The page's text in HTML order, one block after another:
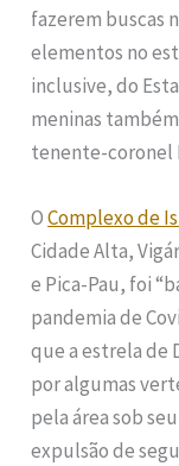
fazerem buscas
elementos no
inclusive, do
meninas
tenente-coronel
OComplexo de
Cidade Alta,
e Pica-Pau, foi
pandemia de
que a estrela de
por algumas
pela área sob
expulsão de